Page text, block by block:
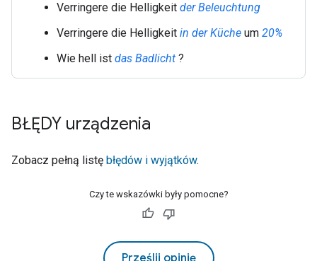
Verringere die Helligkeit der Beleuchtung
Verringere die Helligkeit in der Küche um 20%
Wie hell ist das Badlicht ?
BŁĘDY urządzenia
Zobacz pełną listę błędów i wyjątków.
Czy te wskazówki były pomocne?
Prześlij opinię